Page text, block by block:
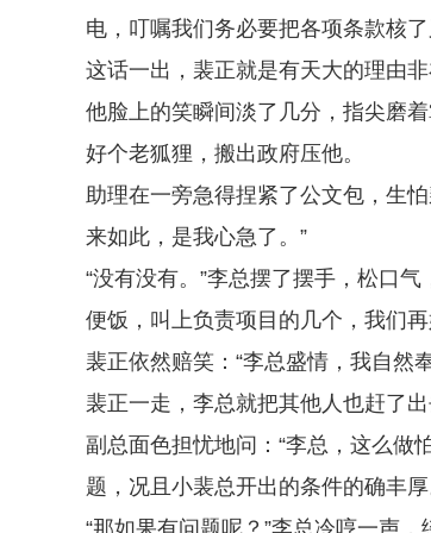
电，叮嘱我们务必要把各项条款核
这话一出，裴正就是有天大的理由
他脸上的笑瞬间淡了几分，指尖磨着
好个老狐狸，搬出政府压他。
助理在一旁急得捏紧了公文包，生
来如此，是我心急了。”
“没有没有。”李总摆了摆手，松口
便饭，叫上负责项目的几个，我们
裴正依然赔笑：“李总盛情，我自然
裴正一走，李总就把其他人也赶了出
副总面色担忧地问：“李总，这么做
题，况且小裴总开出的条件的确丰厚
“那如果有问题呢？”李总冷哼一声